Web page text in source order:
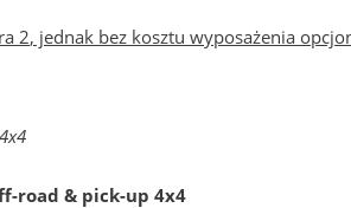
2, jednak bez kosztu wyposażenia
road & pick-up 4x4